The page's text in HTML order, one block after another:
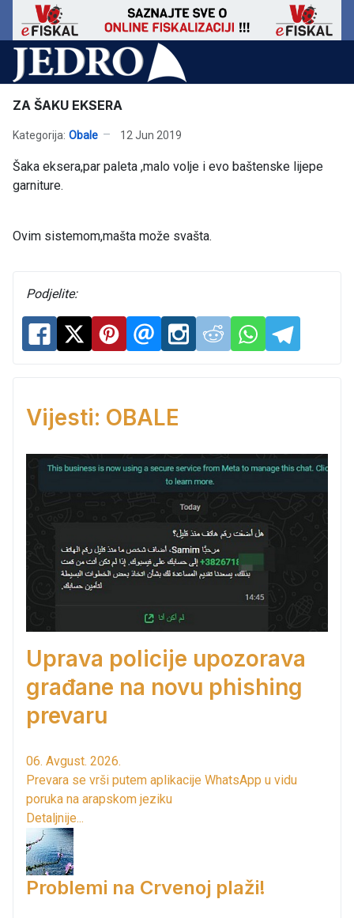
ZA ŠAKU EKSERA
Kategorija: Obale 12 Jun 2019
Šaka eksera,par paleta ,malo volje i evo baštenske lijepe
garniture.
Ovim sistemom,mašta može svašta.
Podjelite:
Vijesti: OBALE
Uprava policije upozorava
građane na novu phishing
prevaru
06. Avgust. 2026.
Prevara se vrši putem aplikacije WhatsApp u vidu
poruka na arapskom jeziku
Detaljnije...
Problemi na Crvenoj plaži!